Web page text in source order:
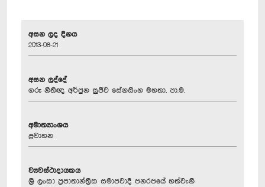
අසන ලද දිනය
2013-08-21
අසන ලද්දේ
ගරු නීතිඥ අර්ජුන සුජීව සේනසිංහ මහතා, පා.ම.
අමාත්‍යාංශය
ප්‍රවාහන
ව්‍යවස්ථාදායකය
ශ්‍රී ලංකා ප්‍රජාතාන්ත්‍රික සමාජවාදී ජනරජයේ හත්වැනි